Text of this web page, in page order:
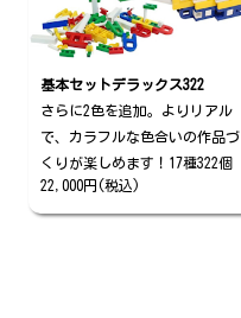
基本セットデラックス322
さらに2色を追加。よりリアル
で、カラフルな色合いの作品づ
くりが楽しめます！17種322個
22,000円(税込)